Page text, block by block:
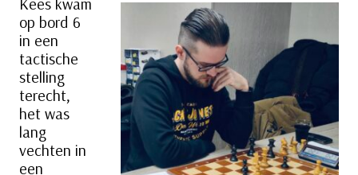
op bord 6
in een
tactische
stelling
terecht,
het was
lang
vechten in
een